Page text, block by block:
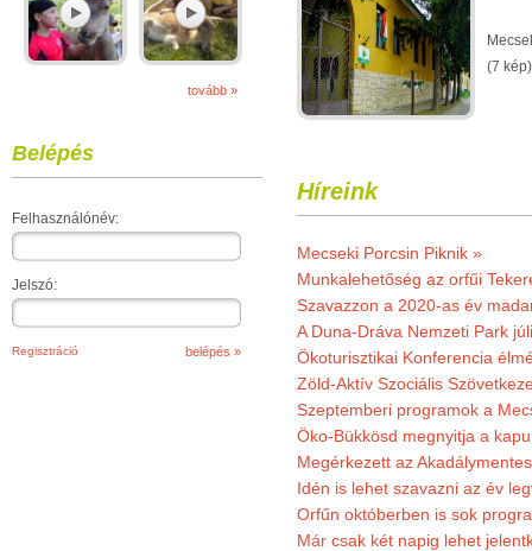
tovább »
Belépés
Felhasználónév:
Jelszó:
Regisztráció
(7 kép)
Híreink
Mecseki Porcsin Piknik »
Munkalehetőség az orfűi
Szavazzon a 2020-as év
A Duna-Dráva Nemzeti Park
Ökoturisztikai Konferencia
Zöld-Aktív Szociális
Szeptemberi programok a
Öko-Bükkösd megnyitja a
Megérkezett az
Idén is lehet szavazni az év
Orfűn októberben is sok
Már csak két napig lehet